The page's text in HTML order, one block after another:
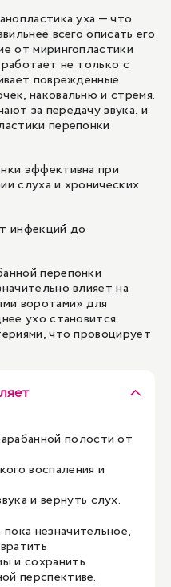
уха — что
всего описать его
от мирингопластики
не только с
поврежденные
наковальню и стремя.
за передачу звука, и
перепонки
эффективна при
слуха и хронических
инфекций до
перепонки
влияет на
воротами» для
ухо становится
что провоцирует
полости от
воспаления и
и вернуть слух.
незначительное,
и сохранить
перспективе.